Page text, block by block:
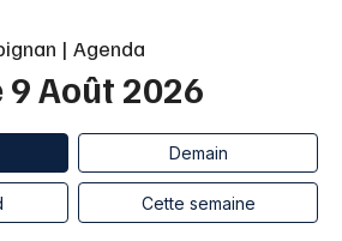
| Agenda
Août 2026
Demain
Cette semaine
Partout
Près de moi
Ce week-end Autre